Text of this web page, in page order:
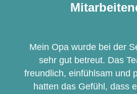
Mein Opa wurde bei der
sehr gut betreut. Das
freundlich, einfühlsam und
hatten das Gefühl, dass